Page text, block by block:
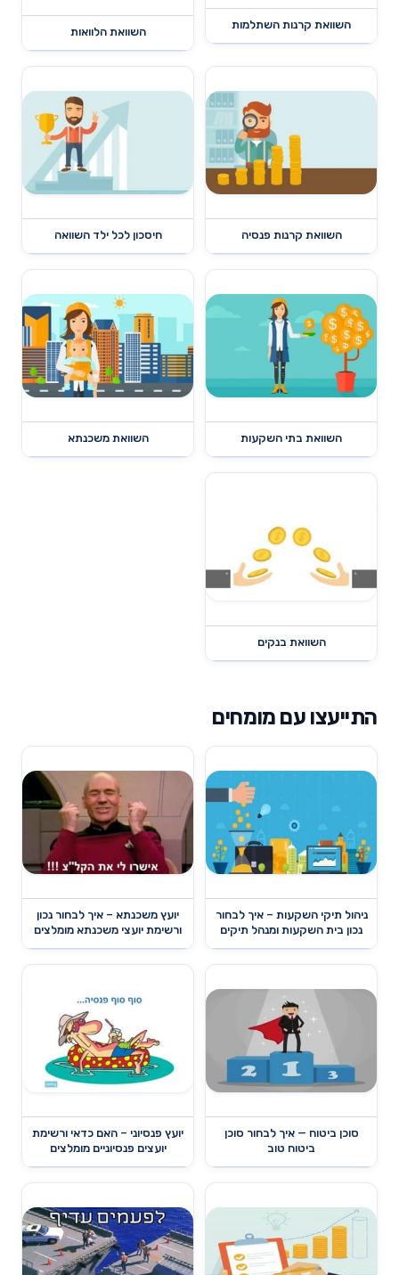
השוואת קרנות השתלמות
השוואת הלוואות
השוואת קרנות פנסיה חיסכון לכל ילד השוואה
השוואת בתי השקעות השוואת משכנתא
השוואת בנקים
התייעצו עם מומחים
ניהול תיקי השקעות – איך לבחור
נכון בית השקעות ומנהל תיקים
יועץ משכנתא – איך לבחור נכון
ורשימת יועצי משכנתא מומלצים
סוכן ביטוח — איך לבחור סוכן
ביטוח טוב
יועץ פנסיוני – האם כדאי ורשימת
יועצים פנסיוניים מומלצים